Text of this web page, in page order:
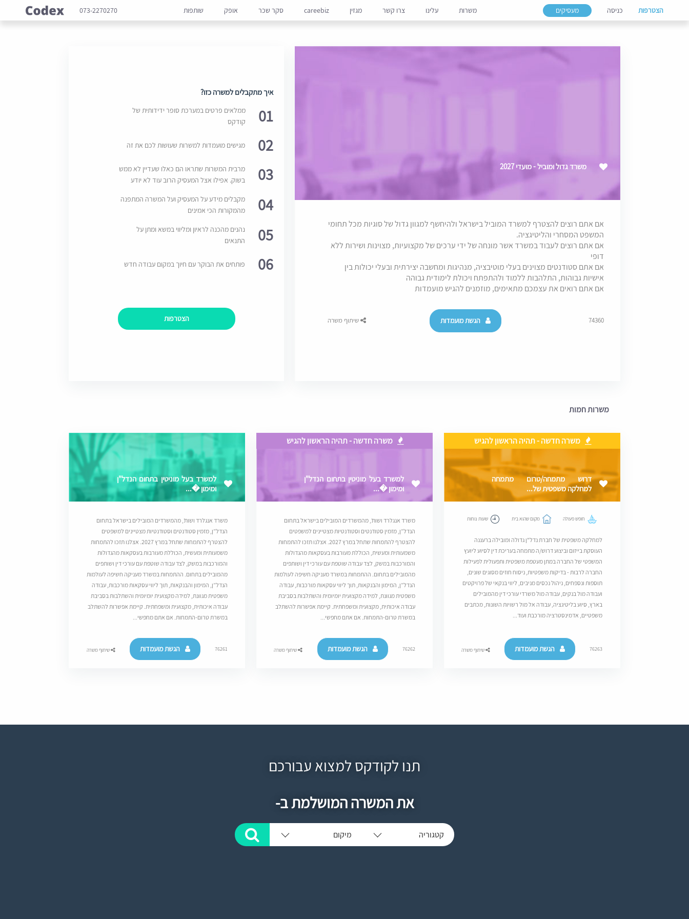
הצטרפות כניסה מעסיקים משרות עלינו צרו קשר מגזין careebiz סקר שכר אופק שותפות 073-2270270
משרד גדול ומוביל - מועדי 2027
אם אתם רוצים להצטרף למשרד המוביל בישראל ולהיחשף למגוון גדול של סוגיות מכל תחומי
המשפט המסחרי והליטיגציה.
אם אתם רוצים לעבוד במשרד אשר מונחה של ידי ערכים של מקצועיות, מצוינות ושירות ללא
דופי
אם אתם סטודנטים מצוינים בעלי מוטיבציה, מנהיגות ומחשבה יצירתית ובעלי יכולות בין
אישיות גבוהות, התלהבות ללמוד ולהתפתח ויכולת לימודית גבוהה
אם אתם רואים את עצמכם מתאימים, מוזמנים להגיש מועמדות
74360 הגשת מועמדות שיתוף משרה
איך מתקבלים למשרה כזו?
01
ממלאים פרטים במערכת סופר ידידותית של
קודקס
02 מגישים מועמדות למשרות שעושות לכם את זה
03
מרבית המשרות שתראו הם כאלו שעדיין לא ממש
בשוק. אפילו אצל המעסיק הרוב עוד לא יודע
04
מקבלים מידע על המעסיק ועל המשרה המתפנה
מהמקורות הכי אמינים
05
נהנים מהכנה לראיון ומליווי במשא ומתן על
התנאים
06 פותחים את הבוקר עם חיוך במקום עבודה חדש
הצטרפות
משרות חמות
משרה חדשה - תהיה הראשון להגיש
דרוש מתמחה/טרום מתמחה
למחלקה משפטית של...
חופש פעולה מקום שהוא בית שעות נוחות
למחלקה משפטית של חברת נדל"ן גדולה ומובילה ברעננה
העוסקת בייזום וביצוע דרוש/ה מתמחה בעריכת דין לסיוע ליועץ
המשפטי של החברה במתן מעטפת משפטית ותפעולית לפעילות
החברה לרבות - בדיקות משפטיות, ניסוח חוזים מסוגים שונים,
תוספות ונספחים, ניהול נכסים מניבים, ליווי בנקאי של פרויקטים
ועבודה מול בנקים, עבודה מול משרדי עורכי דין מהמובילים
בארץ, סיוע בליטיגציה, עבודה אל מול רשויות השונות, מכתבים
משפטיים, אדמינסטרציה מורכבת ועוד...
76263 הגשת מועמדות שיתוף משרה
משרה חדשה - תהיה הראשון להגיש
למשרד בעל מוניטין בתחום הנדל"ן
ומימון �...
משרד אנגלרד ושות’, מהמשרדים המובילים בישראל בתחום
הנדל”ן, מזמין סטודנטים וסטודנטיות מצטיינים למשפטים
להצטרף להתמחות שתחל במרץ 2027. אצלנו תזכו להתמחות
משמעותית ומעשית, הכוללת מעורבות בעסקאות מהגדולות
והמורכבות במשק, לצד עבודה שוטפת עם עורכי דין ושותפים
מהמובילים בתחום. ההתמחות במשרד מעניקה חשיפה לעולמות
הנדל”ן, המימון והבנקאות, תוך ליווי עסקאות מורכבות, עבודה
משפטית מגוונת, למידה מקצועית יומיומית והשתלבות בסביבת
עבודה איכותית, מקצועית ומשפחתית. קיימת אפשרות להשתלב
במשרת טרום-התמחות. אם אתם מחפשי...
76262 הגשת מועמדות שיתוף משרה
למשרד בעל מוניטין בתחום הנדל"ן
ומימון �...
משרד אנגלרד ושות’, מהמשרדים המובילים בישראל בתחום
הנדל”ן, מזמין סטודנטים וסטודנטיות מצטיינים למשפטים
להצטרף להתמחות שתחל במרץ 2027. אצלנו תזכו להתמחות
משמעותית ומעשית, הכוללת מעורבות בעסקאות מהגדולות
והמורכבות במשק, לצד עבודה שוטפת עם עורכי דין ושותפים
מהמובילים בתחום. ההתמחות במשרד מעניקה חשיפה לעולמות
הנדל”ן, המימון והבנקאות, תוך ליווי עסקאות מורכבות, עבודה
משפטית מגוונת, למידה מקצועית יומיומית והשתלבות בסביבת
עבודה איכותית, מקצועית ומשפחתית. קיימת אפשרות להשתלב
במשרת טרום-התמחות. אם אתם מחפשי...
76261 הגשת מועמדות שיתוף משרה
תנו לקודקס למצוא עבורכם
את המשרה המושלמת ב-
קטגוריה מיקום